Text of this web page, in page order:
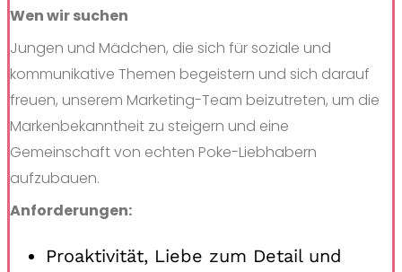
Wen wir suchen
Jungen und Mädchen, die sich für soziale und
kommunikative Themen begeistern und sich darauf
freuen, unserem Marketing-Team beizutreten, um die
Markenbekanntheit zu steigern und eine
Gemeinschaft von echten Poke-Liebhabern
aufzubauen.
Anforderungen:
Proaktivität, Liebe zum Detail und